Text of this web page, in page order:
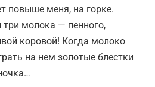
повыше меня, на горке.
молока — пенного,
коровой! Когда молоко
на нем золотые блестки